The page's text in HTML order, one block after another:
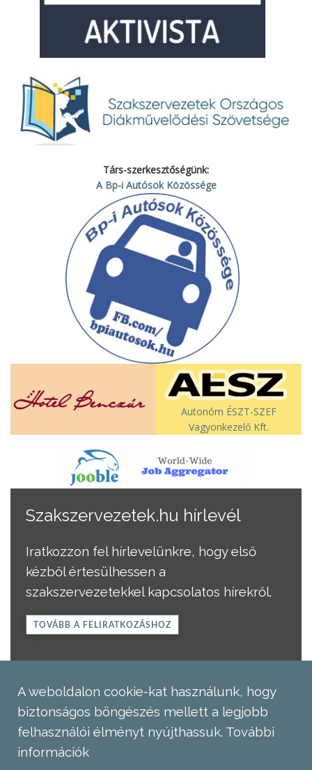
Társ-szerkesztőségünk:
A Bp-i Autósok Közössége
Autonóm ÉSZT-SZEF
Vagyonkezelő Kft.
Szakszervezetek.hu hírlevél
Iratkozzon fel hírlevelünkre, hogy első
kézből értesülhessen a
szakszervezetekkel kapcsolatos hírekről.
TOVÁBB A FELIRATKOZÁSHOZ
A weboldalon cookie-kat használunk, hogy
biztonságos böngészés mellett a legjobb
felhasználói élményt nyújthassuk. További
információk